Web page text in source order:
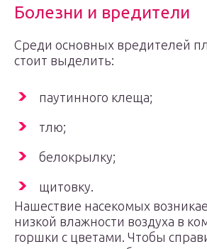
Болезни и вредители
Среди основных вредителей
стоит выделить:
паутинного клеща;
тлю;
белокрылку;
щитовку.
Нашествие насекомых
низкой влажности воздуха в
горшки с цветами. Чтобы